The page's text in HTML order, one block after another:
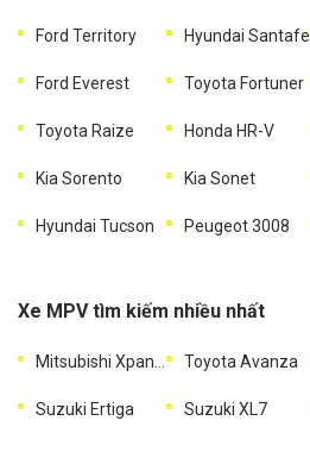
Ford Territory Hyundai Santafe
Ford Everest Toyota Fortuner
Toyota Raize Honda HR-V
Kia Sorento Kia Sonet
Hyundai Tucson Peugeot 3008
Xe MPV tìm kiếm nhiều nhất
Toyota Avanza
Suzuki Ertiga Suzuki XL7